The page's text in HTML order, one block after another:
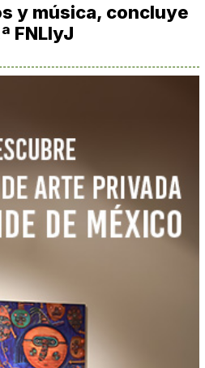
y música, concluye
FNLIyJ